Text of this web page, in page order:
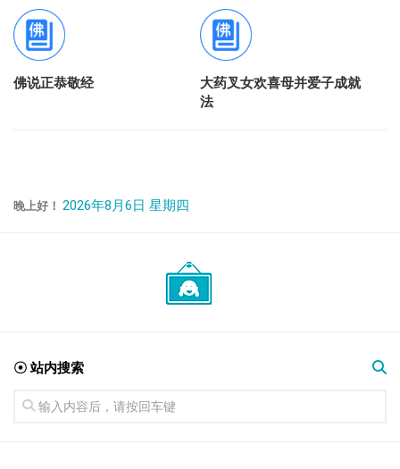
佛说正恭敬经
大药叉女欢喜母并爱子成就
法
晚上好！ 2026年8月6日 星期四
☉ 站内搜索